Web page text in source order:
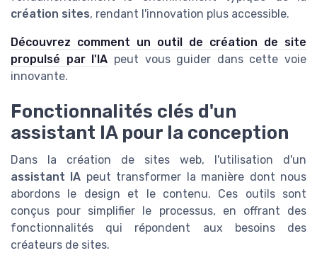
création sites, rendant l'innovation plus accessible.
Découvrez comment un outil de création de site
propulsé par l'IA peut vous guider dans cette voie
innovante.
Fonctionnalités clés d'un
assistant IA pour la conception
Dans la création de sites web, l'utilisation d'un
assistant IA peut transformer la manière dont nous
abordons le design et le contenu. Ces outils sont
conçus pour simplifier le processus, en offrant des
fonctionnalités qui répondent aux besoins des
créateurs de sites.